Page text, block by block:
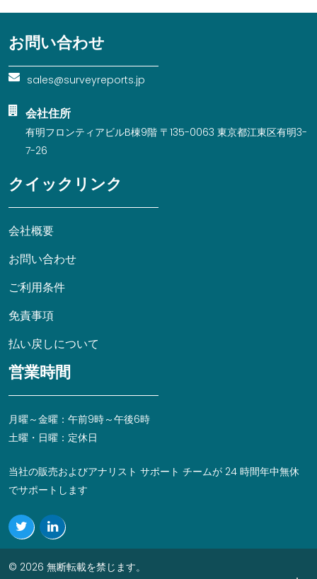
お問い合わせ
sales@surveyreports.jp
会社住所
有明フロンティアビルB棟9階 〒135-0063 東京都江東区有明3-
7-26
クイックリンク
会社概要
お問い合わせ
ご利用条件
免責事項
払い戻しについて
営業時間
月曜～金曜：午前9時～午後6時
土曜・日曜：定休日
当社の販売およびアナリスト サポート チームが 24 時間年中無休
でサポートします
© 2026 無断転載を禁じます。